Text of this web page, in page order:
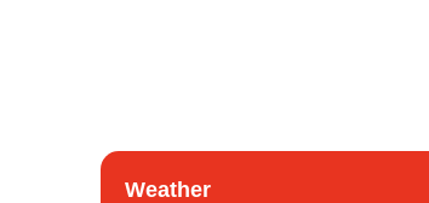
Weather